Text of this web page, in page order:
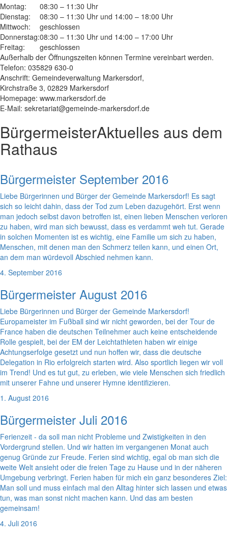
Montag:
08:30 – 11:30 Uhr
Dienstag:
08:30 – 11:30 Uhr und 14:00 – 18:00 Uhr
Mittwoch:
geschlossen
Donnerstag:08:30 – 11:30 Uhr und 14:00 – 17:00 Uhr
Freitag:
geschlossen
Außerhalb der Öffnungszeiten können Termine vereinbart werden.
Telefon: 035829 630-0
Anschrift: Gemeindeverwaltung Markersdorf,
Kirchstraße 3, 02829 Markersdorf
Homepage: www.markersdorf.de
E-Mail: sekretariat@gemeinde-markersdorf.de
BürgermeisterAktuelles aus dem
Rathaus
Bürgermeister September 2016
Liebe Bürgerinnen und Bürger der Gemeinde Markersdorf! Es sagt
sich so leicht dahin, dass der Tod zum Leben dazugehört. Erst wenn
man jedoch selbst davon betroffen ist, einen lieben Menschen verloren
zu haben, wird man sich bewusst, dass es verdammt weh tut. Gerade
in solchen Momenten ist es wichtig, eine Familie um sich zu haben,
Menschen, mit denen man den Schmerz teilen kann, und einen Ort,
an dem man würdevoll Abschied nehmen kann.
4. September 2016
Bürgermeister August 2016
Liebe Bürgerinnen und Bürger der Gemeinde Markersdorf!
Europameister im Fußball sind wir nicht geworden, bei der Tour de
France haben die deutschen Teilnehmer auch keine entscheidende
Rolle gespielt, bei der EM der Leichtathleten haben wir einige
Achtungserfolge gesetzt und nun hoffen wir, dass die deutsche
Delegation in Rio erfolgreich starten wird. Also sportlich liegen wir voll
im Trend! Und es tut gut, zu erleben, wie viele Menschen sich friedlich
mit unserer Fahne und unserer Hymne identifizieren.
1. August 2016
Bürgermeister Juli 2016
Ferienzeit - da soll man nicht Probleme und Zwistigkeiten in den
Vordergrund stellen. Und wir hatten im vergangenen Monat auch
genug Gründe zur Freude. Ferien sind wichtig, egal ob man sich die
weite Welt ansieht oder die freien Tage zu Hause und in der näheren
Umgebung verbringt. Ferien haben für mich ein ganz besonderes Ziel:
Man soll und muss einfach mal den Alltag hinter sich lassen und etwas
tun, was man sonst nicht machen kann. Und das am besten
gemeinsam!
4. Juli 2016